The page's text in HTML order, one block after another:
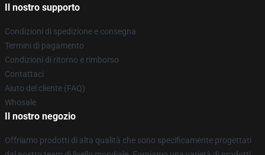
Il nostro supporto
Condizioni di spedizione e consegna
Termini di pagamento
Condizioni di ritorno e rimborso
Contattaci
Aiuto del cliente (FAQ)
Whosale
Il nostro negozio
Offriamo prodotti di alta qualità che sono specificamente progettati